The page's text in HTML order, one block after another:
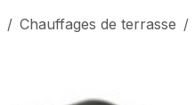
Chauffages de terrasse